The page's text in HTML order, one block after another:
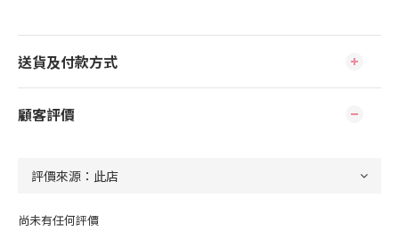
送貨及付款方式
顧客評價
尚未有任何評價